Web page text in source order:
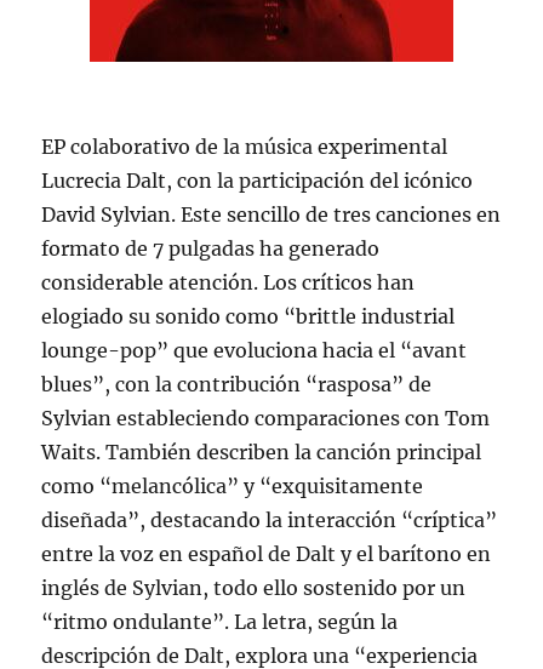
EP colaborativo de la música experimental
Lucrecia Dalt, con la participación del icónico
David Sylvian. Este sencillo de tres canciones en
formato de 7 pulgadas ha generado
considerable atención. Los críticos han
elogiado su sonido como “brittle industrial
lounge-pop” que evoluciona hacia el “avant
blues”, con la contribución “rasposa” de
Sylvian estableciendo comparaciones con Tom
Waits. También describen la canción principal
como “melancólica” y “exquisitamente
diseñada”, destacando la interacción “críptica”
entre la voz en español de Dalt y el barítono en
inglés de Sylvian, todo ello sostenido por un
“ritmo ondulante”. La letra, según la
descripción de Dalt, explora una “experiencia